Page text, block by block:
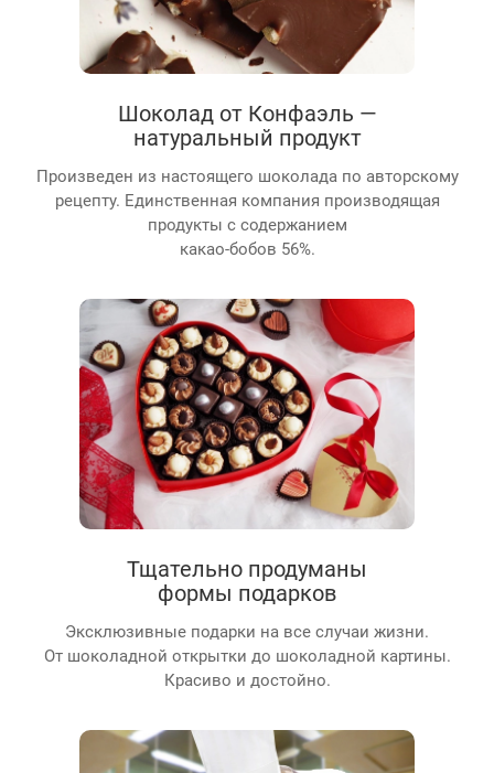
Шоколад от Конфаэль —
натуральный продукт
Произведен из настоящего шоколада по авторскому
рецепту. Единственная компания производящая
продукты с содержанием
какао-бобов 56%.
Тщательно продуманы
формы подарков
Эксклюзивные подарки на все случаи жизни.
От шоколадной открытки до шоколадной картины.
Красиво и достойно.